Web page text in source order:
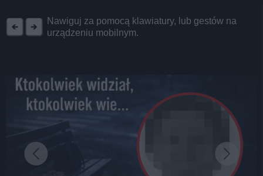
Nawiguj za pomocą klawiatury, lub gestów na
urządzeniu mobilnym.